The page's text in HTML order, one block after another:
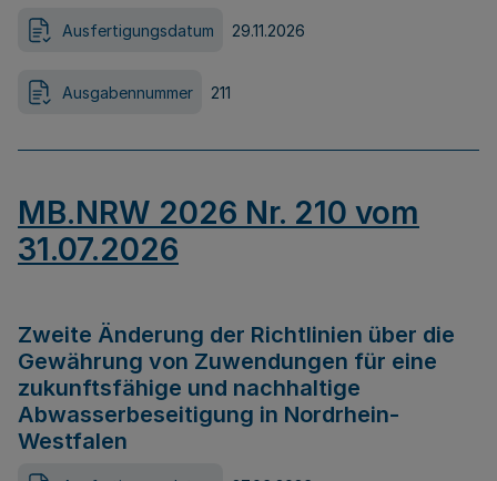
Ausfertigungsdatum 29.11.2026
Ausgabennummer 211
MB.NRW 2026 Nr. 210 vom
31.07.2026
Zweite Änderung der Richtlinien über die
Gewährung von Zuwendungen für eine
zukunftsfähige und nachhaltige
Abwasserbeseitigung in Nordrhein-
Westfalen